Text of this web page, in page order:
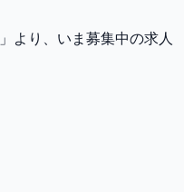
」より、いま募集中の求人